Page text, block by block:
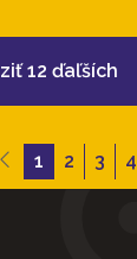
12 ďaľších
1 2 3 4